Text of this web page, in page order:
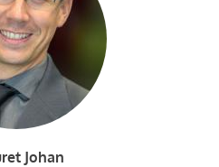
Johan